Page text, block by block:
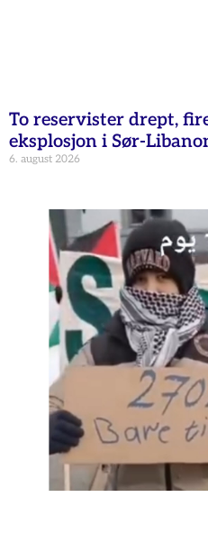
To reservister drept,
eksplosjon i Sør-
6. august 2026